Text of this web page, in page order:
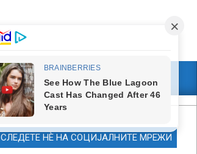
МАРКЕТИНГ
СЛЕДЕТЕ НЀ НА СОЦИЈАЛНИТЕ МРЕЖИ